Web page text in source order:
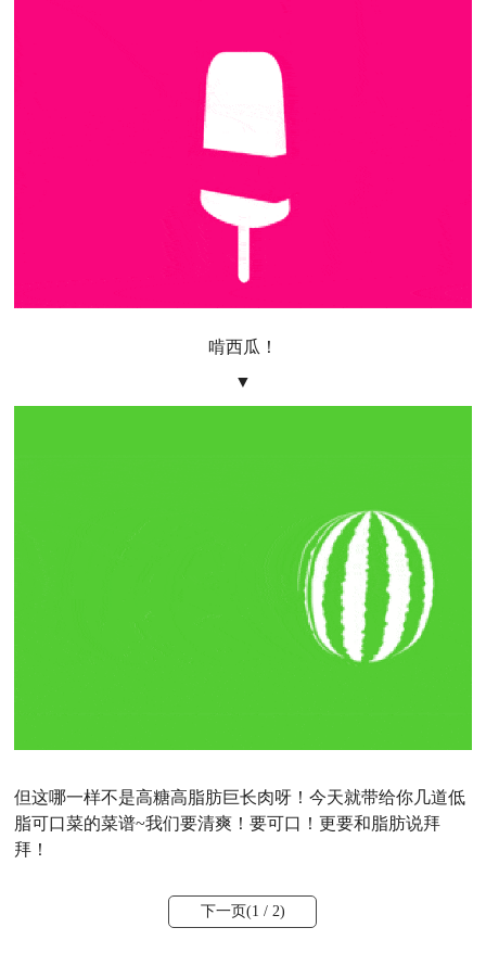
啃西瓜！
▼
但这哪一样不是高糖高脂肪巨长肉呀！今天就带给你几道低
脂可口菜的菜谱~我们要清爽！要可口！更要和脂肪说拜
拜！
下一页(1 / 2)